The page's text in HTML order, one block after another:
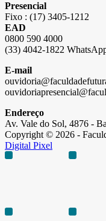
Presencial
Fixo : (17) 3405-1212
EAD
0800 590 4000
(33) 4042-1822
E-mail
Endereço
Av. Vale do Sol, 4876 -
Copyright © 2026 -
Digital Pixel